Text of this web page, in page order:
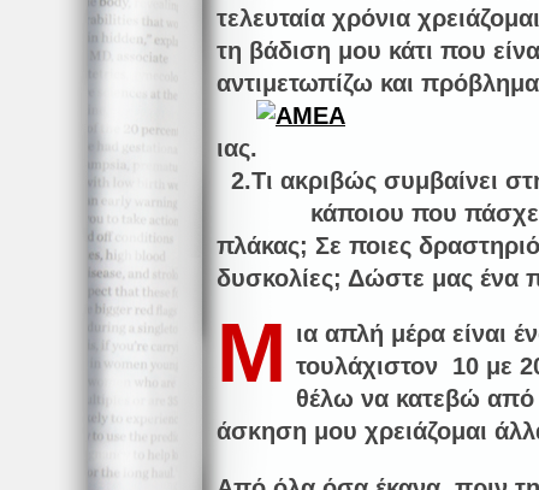
τελευταία χρόνια
τη βάδιση μου κάτι που
αντιμετωπίζω και
2.Τι ακριβώς συμβαίνει
κάποιου που πάσχει
πλάκας; Σε ποιες
δυσκολίες; Δώστε μας ένα
Μ ια απλή μέρα είναι
τουλάχιστον 10 με
θέλω να κατεβώ από
άσκηση μου χρειάζομαι